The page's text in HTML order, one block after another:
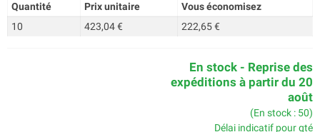
Quantité Prix unitaire
Vous économisez
10
423,04 € 222,65 €
En stock - Reprise des
expéditions à partir du 20
août
(En stock : 50)
Délai indicatif pour qté